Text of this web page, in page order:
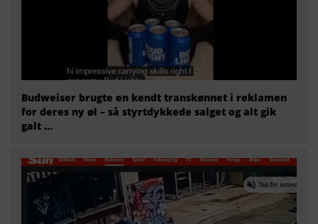
Budweiser brugte en kendt transkønnet i reklamen
for deres ny øl – så styrtdykkede salget og alt gik
galt …